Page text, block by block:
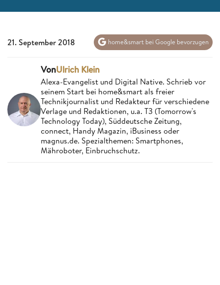
21. September 2018 home&smart bei Google bevorzugen
VonUlrich Klein
Alexa-Evangelist und Digital Native. Schrieb vor
seinem Start bei home&smart als freier
Technikjournalist und Redakteur für verschiedene
Verlage und Redaktionen, u.a. T3 (Tomorrow's
Technology Today), Süddeutsche Zeitung,
connect, Handy Magazin, iBusiness oder
magnus.de. Spezialthemen: Smartphones,
Mähroboter, Einbruchschutz.